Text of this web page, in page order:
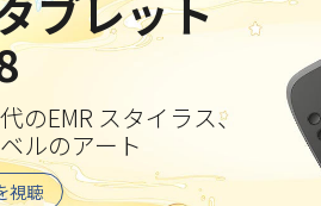
ブレット
のEMR スタイラス、
ルのアート
視聴